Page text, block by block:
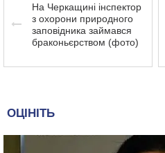
На Черкащині інспектор
з охорони природного
заповідника займався
браконьєрством (фото)